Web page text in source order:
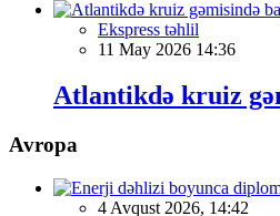
Ekspress təhlil
11 May 2026 14:36
Atlantikdə kruiz
Avropa
4 Avqust 2026, 14:42